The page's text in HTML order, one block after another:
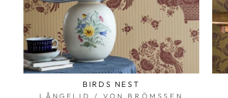
BIRDS NEST
LÅNGELID / VON BRÖMSSEN